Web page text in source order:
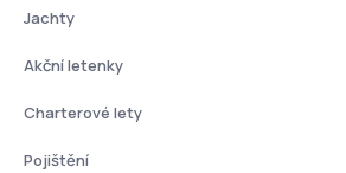
Jachty
Akční letenky
Charterové lety
Pojištění